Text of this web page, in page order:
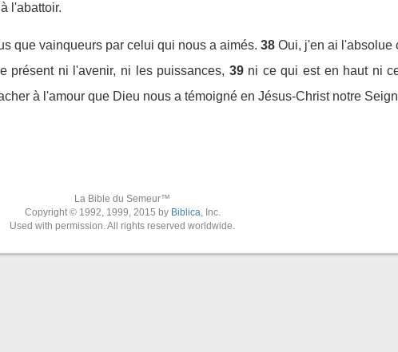
l'abattoir.
que vainqueurs par celui qui nous a aimés. 38 Oui, j'en ai l'absolue
présent ni l'avenir, ni les puissances, 39 ni ce qui est en haut ni
à l'amour que Dieu nous a témoigné en Jésus-Christ notre
La Bible du Semeur™
Copyright © 1992, 1999, 2015 by Biblica, Inc.
Used with permission. All rights reserved worldwide.